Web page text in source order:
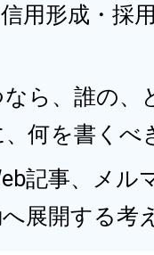
用形成・採
ら、誰の、
何を書くべ
記事、メル
展開する考